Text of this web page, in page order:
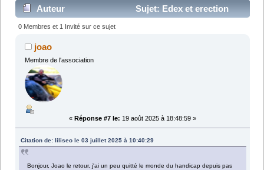
Auteur
Sujet: Edex et erection
(Lu 30365 fois)
0 Membres et 1 Invité sur ce sujet
joao
Membre de l'association
« Réponse #7 le: 19 août 2025 à 18:48:59 »
Citation de: liliseo le 03 juillet 2025 à 10:40:29
Bonjour, Joao le retour, j'ai un peu quitté le monde du handicap depuis pas